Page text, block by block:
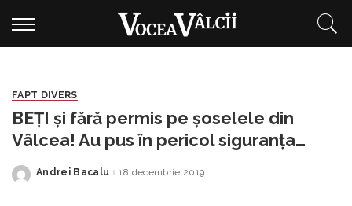
FAPT DIVERS
BEȚI și fără permis pe șoselele din
Vâlcea! Au pus în pericol siguranța
traficului rutier
Posted
Andrei Bacalu 18 decembrie 2019